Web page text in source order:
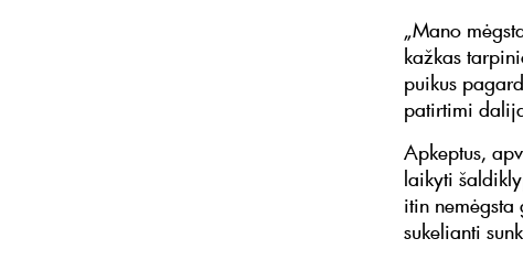
„Mano
kažkas
puikus
patirtimi
Apkeptus,
laikyti
itin
sukelianti